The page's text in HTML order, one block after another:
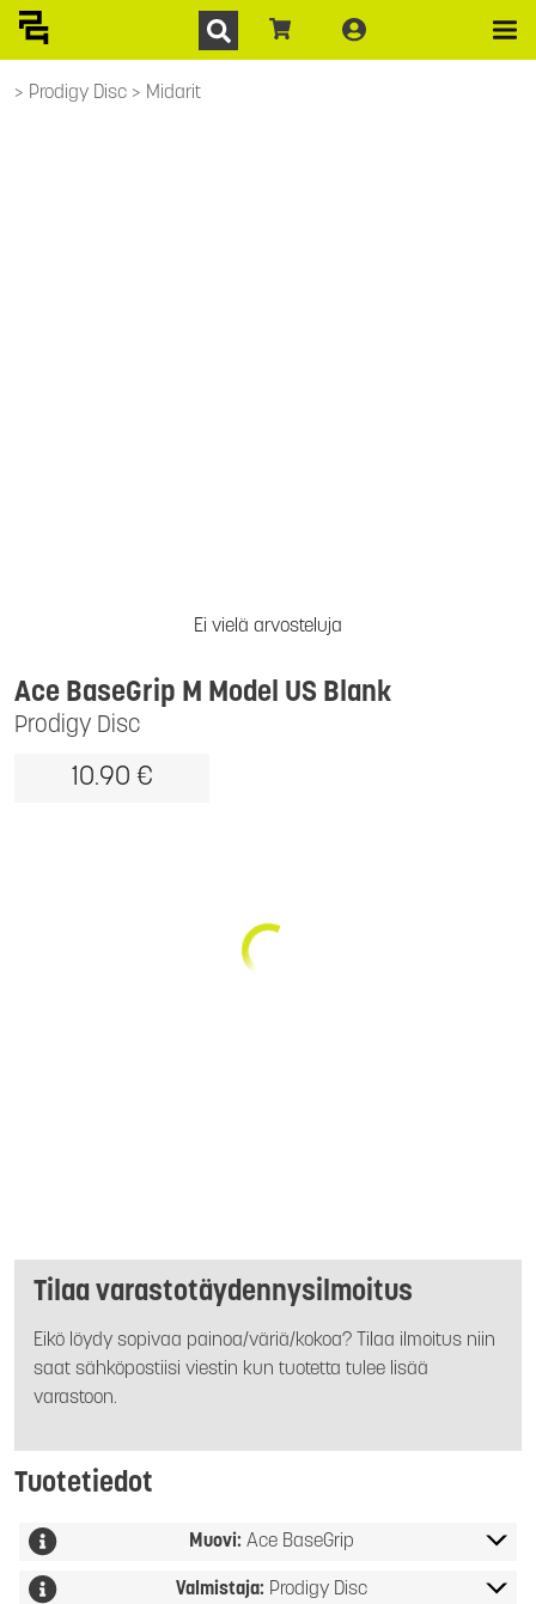
Prodigy Disc Midarit
Ei vielä arvosteluja
Prodigy Disc
Ace BaseGrip M Model US Blank
10.90 €
Tilaa varastotäydennysilmoitus
Eikö löydy sopivaa painoa/väriä/kokoa? Tilaa ilmoitus niin
saat sähköpostiisi viestin kun tuotetta tulee lisää
varastoon.
Tuotetiedot
Muovi: Ace BaseGrip
Valmistaja: Prodigy Disc